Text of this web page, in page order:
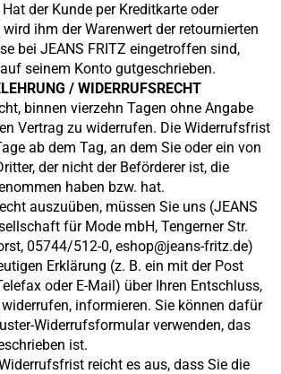
der Kunde per Kreditkarte oder
ihm der Warenwert der retournierten
bei JEANS FRITZ eingetroffen sind,
seinem Konto gutgeschrieben.
/ WIDERRUFSRECHT
binnen vierzehn Tagen ohne Angabe
Vertrag zu widerrufen. Die Widerrufsfrist
ab dem Tag, an dem Sie oder ein von
der nicht der Beförderer ist, die
haben bzw. hat.
auszuüben, müssen Sie uns (JEANS
für Mode mbH, Tengerner Str.
05744/512-0, eshop@jeans-fritz.de)
Erklärung (z. B. ein mit der Post
oder E-Mail) über Ihren Entschluss,
informieren. Sie können dafür
Widerrufsformular verwenden, das
ist.
reicht es aus, dass Sie die